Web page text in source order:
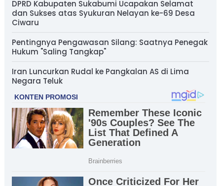
DPRD Kabupaten Sukabumi Ucapakan Selamat
dan Sukses atas Syukuran Nelayan ke-69 Desa
Ciwaru
Pentingnya Pengawasan Silang: Saatnya Penegak
Hukum "Saling Tangkap"
Iran Luncurkan Rudal ke Pangkalan AS di Lima
Negara Teluk